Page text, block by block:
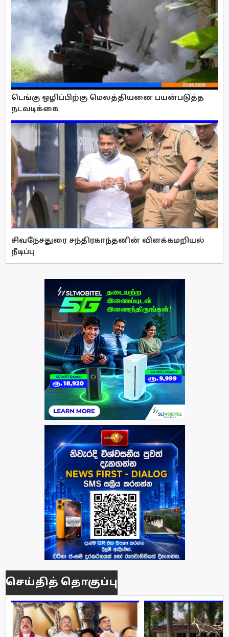
டெங்கு ஒழிப்பிற்கு மெலத்தியனை பயன்படுத்த
நடவடிக்கை
சிவநேசதுரை சந்திரகாந்தனின் விளக்கமறியல்
நீடிப்பு
செய்தித் தொகுப்பு